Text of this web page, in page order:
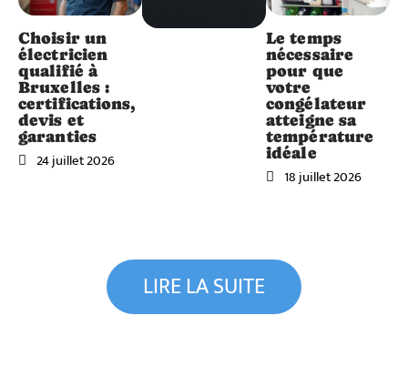
Choisir un
électricien
qualifié à
Bruxelles :
certifications,
devis et
garanties
24 juillet 2026
Le temps
nécessaire
pour que
votre
congélateur
atteigne sa
température
idéale
18 juillet 2026
LIRE LA SUITE